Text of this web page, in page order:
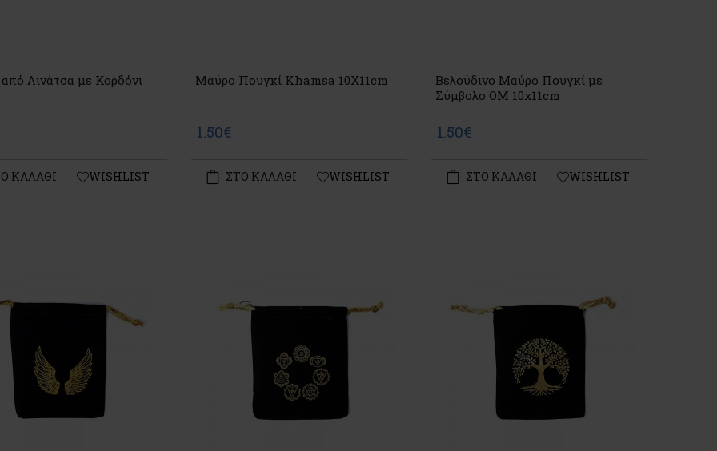
Λινάτσα με Κορδόνι
ΚΑΛΑΘΙ WISHLIST
Μαύρο Πουγκί Khamsa 10X11cm
1.50€
ΣΤΟ ΚΑΛΑΘΙ WISHLIST
Βελούδινο Μαύρο Πουγκί με
Σύμβολο ΟM 10x11cm
1.50€
ΣΤΟ ΚΑΛΑΘΙ WISHLIST